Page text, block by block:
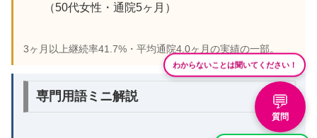
（50代女性・通院5ヶ月）
3ヶ月以上継続率41.7%・平均通院4.0ヶ月の実績の一部。
専門用語ミニ解説
わからないことは聞いてください！
💬
質問